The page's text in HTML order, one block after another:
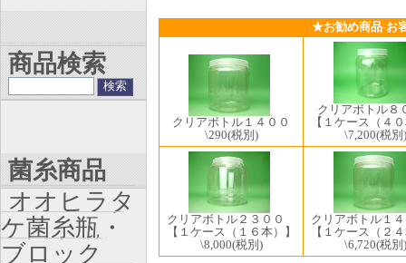
★お勧め商品-お
クリアボトル１４００
\290(税別)
クリアボトル
【１ケース（４
\7,200(税別)
クリアボトル２３００
【１ケース（１６本）】
\8,000(税別)
クリアボトル１
【１ケース（２
\6,720(税別)
商品検索
菌糸商品
オオヒラタ
ケ菌糸瓶・
ブロック